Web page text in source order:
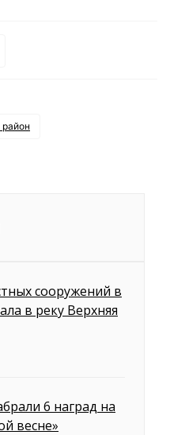
район
сооружений в
в реку Верхняя
6 наград на
весне»